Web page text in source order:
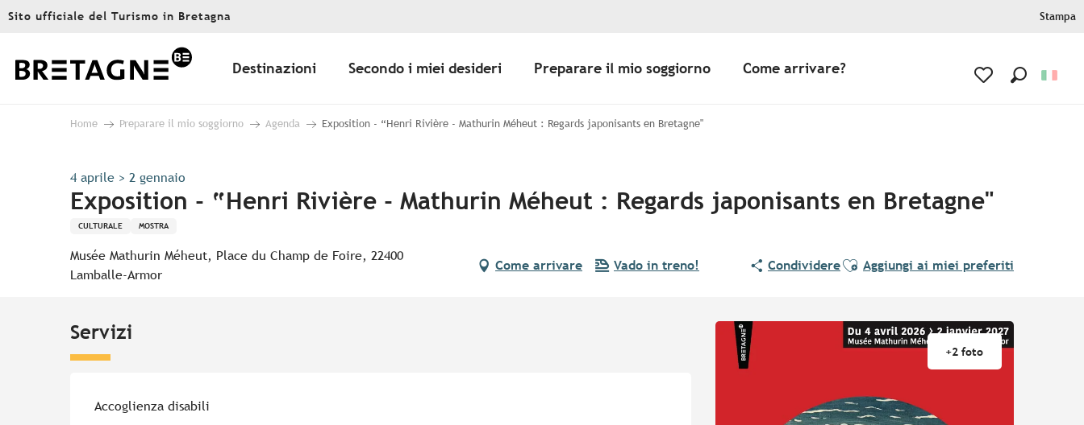
Aller
principal
Sito ufficiale del Turismo in Bretagna Stampa
Destinazioni Secondo i miei desideri Preparare il mio soggiorno Come arrivare?
Home Preparare il mio soggiorno Agenda Exposition - “Henri Rivière - Mathurin Méheut : Regards japonisants en Bretagne"
4 aprile > 2 gennaio
Exposition - “Henri Rivière - Mathurin Méheut : Regards japonisants en Bretagne"
CULTURALE MOSTRA
Musée Mathurin Méheut, Place du Champ de Foire, 22400
Lamballe-Armor
Come arrivare Vado in treno! CondividereAjouter aux favoris
Aggiungi ai miei preferiti
+2 foto
Servizi
Accoglienza disabili